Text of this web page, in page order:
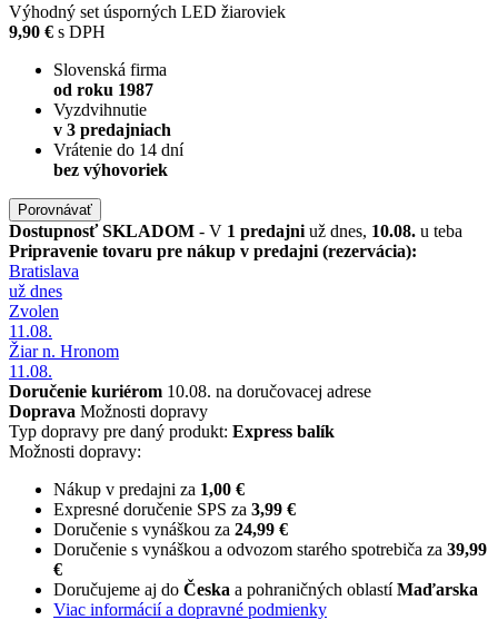
Výhodný set úsporných LED žiaroviek
9,90 € s DPH
Slovenská firma
od roku 1987
Vyzdvihnutie
v 3 predajniach
Vrátenie do 14 dní
bez výhovoriek
Porovnávať
DostupnosťSKLADOM - V 1 predajni už dnes, 10.08. u teba
Pripravenie tovaru pre nákup v predajni (rezervácia):
Bratislava
už dnes
Zvolen
11.08.
Žiar n. Hronom
11.08.
Doručenie kuriérom 10.08. na doručovacej adrese
Doprava Možnosti dopravy
Typ dopravy pre daný produkt: Express balík
Možnosti dopravy:
Nákup v predajni za 1,00 €
Expresné doručenie SPS za 3,99 €
Doručenie s vynáškou za 24,99 €
Doručenie s vynáškou a odvozom starého spotrebiča za 39,99
€
Doručujeme aj do Česka a pohraničných oblastíMaďarska
Viac informácií a dopravné podmienky